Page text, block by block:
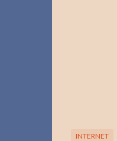
INTERNET